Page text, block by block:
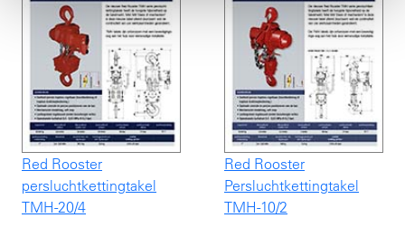
Red Rooster
persluchtkettingtakel
TMH-20/4
Red Rooster
Persluchtkettingtakel
TMH-10/2